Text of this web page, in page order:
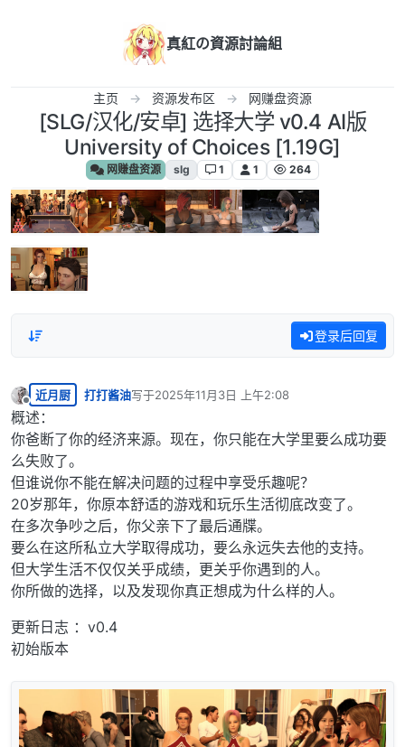
真紅の資源討論組
主页 资源发布区 网赚盘资源
[SLG/汉化/安卓] 选择大学 v0.4 AI版
University of Choices [1.19G]
网赚盘资源 slg 1 1 264
登录后回复
离线
近月厨 打打酱油写于2025年11月3日 上午2:08
最后由 编辑
概述：
你爸断了你的经济来源。现在，你只能在大学里要么成功要
么失败了。
但谁说你不能在解决问题的过程中享受乐趣呢？
20岁那年，你原本舒适的游戏和玩乐生活彻底改变了。
在多次争吵之后，你父亲下了最后通牒。
要么在这所私立大学取得成功，要么永远失去他的支持。
但大学生活不仅仅关乎成绩，更关乎你遇到的人。
你所做的选择，以及发现你真正想成为什么样的人。
更新日志 ：v0.4
初始版本